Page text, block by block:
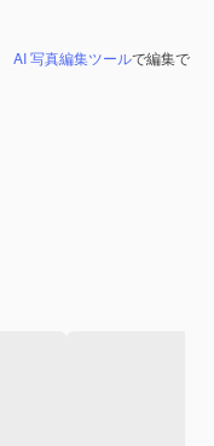
AI 写真編集ツールで編集で